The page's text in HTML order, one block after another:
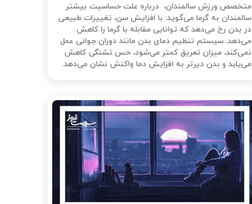
متخصص ورزش سالمندان، درباره علت حساسیت بیشتر
سالمندان به گرما می‌گوید: با افزایش سن، تغییرات طبیعی
در بدن رخ می‌دهد که توانایی مقابله با گرما را کاهش
می‌دهد. سیستم تنظیم دمای بدن مانند دوران جوانی عمل
نمی‌کند، میزان تعریق کمتر می‌شود، حس تشنگی کاهش
می‌یابد و بدن دیرتر به افزایش دما واکنش نشان می‌دهد.